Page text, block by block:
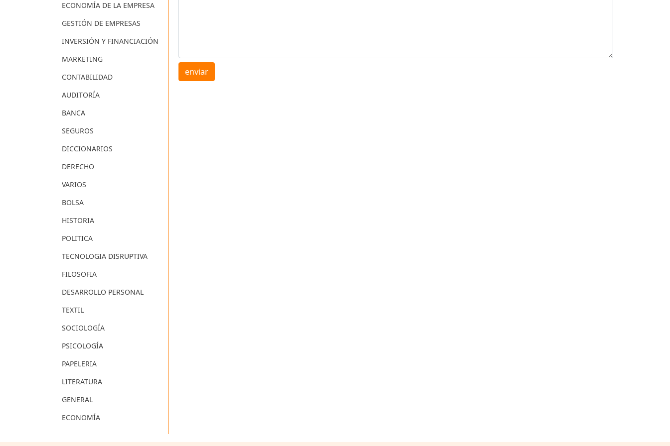
ECONOMÍA DE LA EMPRESA
GESTIÓN DE EMPRESAS
INVERSIÓN Y FINANCIACIÓN
MARKETING
CONTABILIDAD
AUDITORÍA
BANCA
SEGUROS
DICCIONARIOS
DERECHO
VARIOS
BOLSA
HISTORIA
POLITICA
TECNOLOGIA DISRUPTIVA
FILOSOFIA
DESARROLLO PERSONAL
TEXTIL
SOCIOLOGÍA
PSICOLOGÍA
PAPELERIA
LITERATURA
GENERAL
ECONOMÍA
enviar